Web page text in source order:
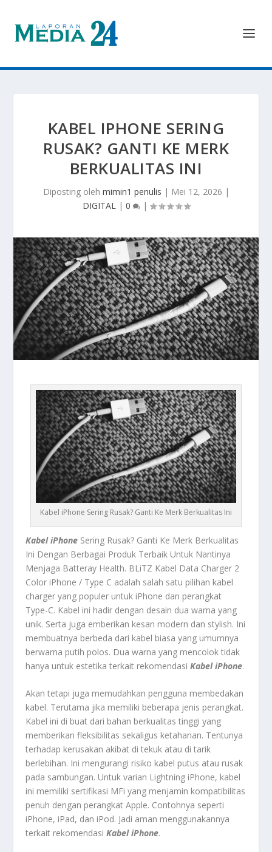
KABEL IPHONE SERING
RUSAK? GANTI KE MERK
BERKUALITAS INI
Diposting oleh mimin1 penulis | Mei 12, 2026 |
DIGITAL| 0 |
Kabel iPhone Sering Rusak? Ganti Ke Merk Berkualitas Ini
Kabel iPhone Sering Rusak? Ganti Ke Merk Berkualitas
Ini Dengan Berbagai Produk Terbaik Untuk Nantinya
Menjaga Batteray Health. BLiTZ Kabel Data Charger 2
Color iPhone / Type C adalah salah satu pilihan kabel
charger yang populer untuk iPhone dan perangkat
Type-C. Kabel ini hadir dengan desain dua warna yang
unik. Serta juga emberikan kesan modern dan stylish. Ini
membuatnya berbeda dari kabel biasa yang umumnya
berwarna putih polos. Dua warna yang mencolok tidak
hanya untuk estetika terkait rekomendasiKabel iPhone.
Akan tetapi juga memudahkan pengguna membedakan
kabel. Terutama jika memiliki beberapa jenis perangkat.
Kabel ini di buat dari bahan berkualitas tinggi yang
memberikan fleksibilitas sekaligus ketahanan. Tentunya
terhadap kerusakan akibat di tekuk atau di tarik
berlebihan. Ini mengurangi risiko kabel putus atau rusak
pada sambungan. Untuk varian Lightning iPhone, kabel
ini memiliki sertifikasi MFi yang menjamin kompatibilitas
penuh dengan perangkat Apple. Contohnya seperti
iPhone, iPad, dan iPod. Jadi aman menggunakannya
terkait rekomendasiKabel iPhone.